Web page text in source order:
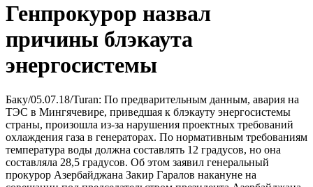
Генпрокурор назвал
причины блэкаута
энергосистемы
Баку/05.07.18/Turan: По предварительным данным, авария на
ТЭС в Мингячевире, приведшая к блэкауту энергосистемы
страны, произошла из-за нарушения проектных требований
охлаждения газа в генераторах. По нормативным требованиям
температура воды должна составлять 12 градусов, но она
составляла 28,5 градусов. Об этом заявил генеральный
прокурор Азербайджана Закир Гаралов накануне на